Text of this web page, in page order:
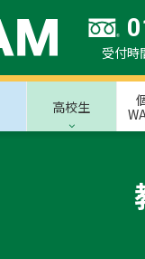
受付時
高校生